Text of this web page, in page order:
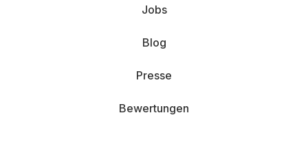
Jobs
Blog
Presse
Bewertungen